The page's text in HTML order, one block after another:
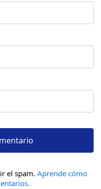
el spam. Aprende cómo